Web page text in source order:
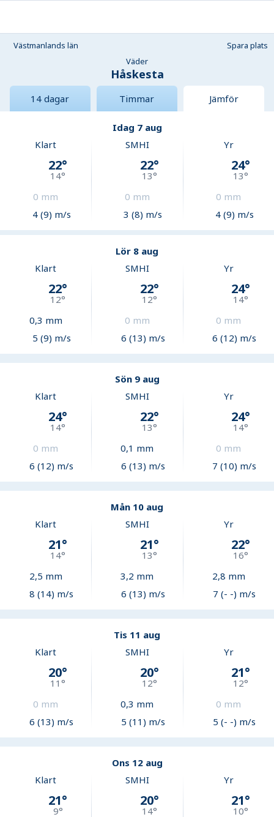
Västmanlands län
Spara plats
Väder
Håskesta
14 dagar Timmar Jämför
Idag 7 aug
Klart
22°
14°
0 mm
4 (9) m/s
SMHI
22°
13°
0 mm
3 (8) m/s
Yr
24°
13°
0 mm
4 (9) m/s
Lör 8 aug
Klart
22°
12°
0,3 mm
5 (9) m/s
SMHI
22°
12°
0 mm
6 (13) m/s
Yr
24°
14°
0 mm
6 (12) m/s
Sön 9 aug
Klart
24°
14°
0 mm
6 (12) m/s
SMHI
22°
13°
0,1 mm
6 (13) m/s
Yr
24°
14°
0 mm
7 (10) m/s
Mån 10 aug
Klart
21°
14°
2,5 mm
8 (14) m/s
SMHI
21°
13°
3,2 mm
6 (13) m/s
Yr
22°
16°
2,8 mm
7 (- -) m/s
Tis 11 aug
Klart
20°
11°
0 mm
6 (13) m/s
SMHI
20°
12°
0,3 mm
5 (11) m/s
Yr
21°
12°
0 mm
5 (- -) m/s
Ons 12 aug
Klart
21°
9°
SMHI
20°
14°
Yr
21°
10°